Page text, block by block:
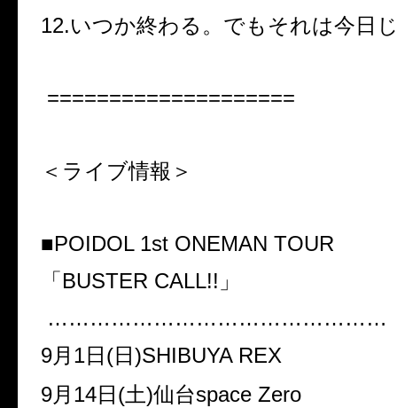
12.いつか終わる。でもそれは今日
====================
＜ライブ情報＞
■POIDOL 1st ONEMAN TOUR
「 BUSTER CALL!! 」
…………………………………………
9月 1日 (日 )SHIBUYA REX
9月 14日 (土)仙台space Zero